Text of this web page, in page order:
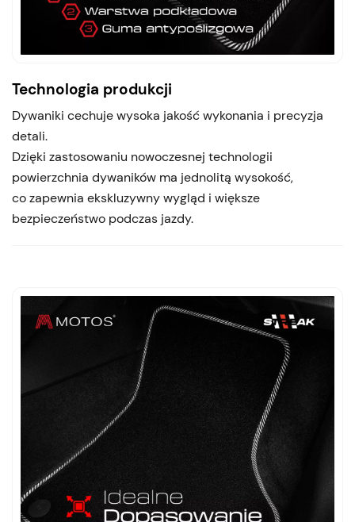
Technologia produkcji
Dywaniki cechuje wysoka jakość wykonania i precyzja
detali.
Dzięki zastosowaniu nowoczesnej technologii
powierzchnia dywaników ma jednolitą wysokość,
co zapewnia ekskluzywny wygląd i większe
bezpieczeństwo podczas jazdy.